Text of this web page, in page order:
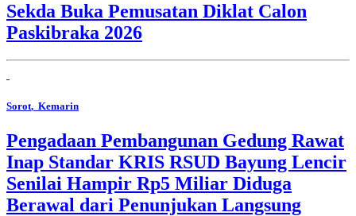
Sekda Buka Pemusatan Diklat Calon
Paskibraka 2026
Sorot, Kemarin
Pengadaan Pembangunan Gedung Rawat
Inap Standar KRIS RSUD Bayung Lencir
Senilai Hampir Rp5 Miliar Diduga
Berawal dari Penunjukan Langsung